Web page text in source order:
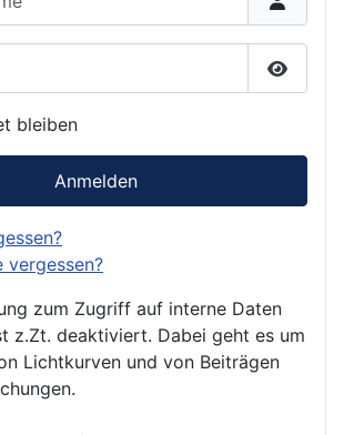
bleiben
Anmelden
vergessen?
zum Zugriff auf interne Daten
z.Zt. deaktiviert. Dabei geht es um
Lichtkurven und von Beiträgen